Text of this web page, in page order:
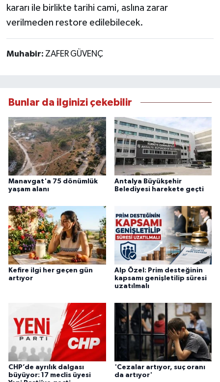
kararı ile birlikte tarihi cami, aslına zarar
verilmeden restore edilebilecek.
Muhabir: ZAFER GÜVENÇ
Bunlar da ilginizi çekebilir
Manavgat'a 75 dönümlük
yaşam alanı
Antalya Büyükşehir
Belediyesi harekete geçti
Kefire ilgi her geçen gün
artıyor
Alp Özel: Prim desteğinin
kapsamı genişletilip süresi
uzatılmalı
CHP’de ayrılık dalgası
büyüyor: 17 meclis üyesi
'Cezalar artıyor, suç oranı
da artıyor'